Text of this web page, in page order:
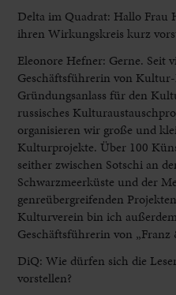
Delta im Quadrat: Hallo Frau
ihren Wirkungskreis kurz
Eleonore Hefner: Gerne. Seit
Geschäftsführerin von
Gründungsanlass für den
russisches
organisieren wir große und
Kulturprojekte. Über 100
seither zwischen Sotschi an
Schwarzmeerküste und der
genreübergreifenden
Kulturverein bin ich
Geschäftsführerin von „Franz
DiQ: Wie dürfen sich die
vorstellen?